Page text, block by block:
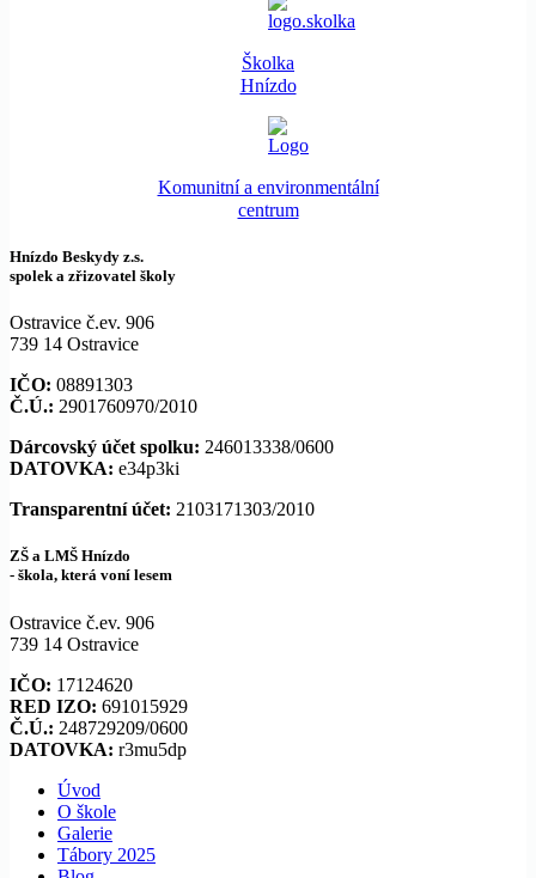
Školka
Hnízdo
Komunitní a environmentální
centrum
Hnízdo Beskydy z.s.
spolek a zřizovatel školy
Ostravice č.ev. 906
739 14 Ostravice
IČO: 08891303
Č.Ú.: 2901760970/2010
Dárcovský účet spolku: 246013338/0600
DATOVKA: e34p3ki
Transparentní účet: 2103171303/2010
ZŠ a LMŠ Hnízdo
- škola, která voní lesem
Ostravice č.ev. 906
739 14 Ostravice
IČO: 17124620
RED IZO: 691015929
Č.Ú.: 248729209/0600
DATOVKA: r3mu5dp
Úvod
O škole
Galerie
Tábory 2025